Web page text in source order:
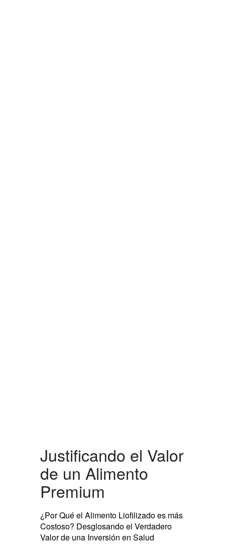
Justificando el Valor
de un Alimento
Premium
¿Por Qué el Alimento Liofilizado es más
Costoso? Desglosando el Verdadero
Valor de una Inversión en Salud